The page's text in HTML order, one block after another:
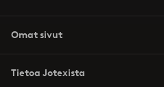
Omat sivut
Tietoa Jotexista